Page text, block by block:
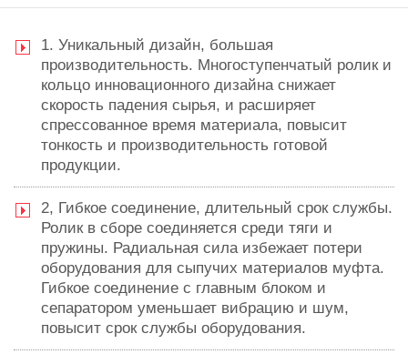
1. Уникальный дизайн, большая
производительность. Многоступенчатый ролик и
кольцо инновационного дизайна снижает
скорость падения сырья, и расширяет
спрессованное время материала, повысит
тонкость и производительность готовой
продукции.
2, Гибкое соединение, длительный срок службы.
Ролик в сборе соединяется среди тяги и
пружины. Радиальная сила избежает потери
оборудования для сыпучих материалов муфта.
Гибкое соединение с главным блоком и
сепаратором уменьшает вибрацию и шум,
повысит срок службы оборудования.